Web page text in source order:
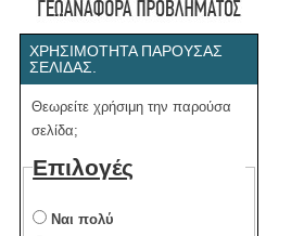
ΧΡΗΣΙΜΌΤΗΤΑ ΠΑΡΟΎΣΑΣ
ΣΕΛΊΔΑΣ.
Θεωρείτε χρήσιμη την παρούσα
σελίδα;
Επιλογές
Ναι πολύ